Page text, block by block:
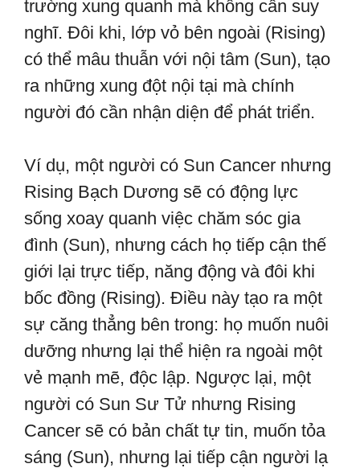
trường xung quanh mà không cần suy
nghĩ. Đôi khi, lớp vỏ bên ngoài (Rising)
có thể mâu thuẫn với nội tâm (Sun), tạo
ra những xung đột nội tại mà chính
người đó cần nhận diện để phát triển.
Ví dụ, một người có Sun Cancer nhưng
Rising Bạch Dương sẽ có động lực
sống xoay quanh việc chăm sóc gia
đình (Sun), nhưng cách họ tiếp cận thế
giới lại trực tiếp, năng động và đôi khi
bốc đồng (Rising). Điều này tạo ra một
sự căng thẳng bên trong: họ muốn nuôi
dưỡng nhưng lại thể hiện ra ngoài một
vẻ mạnh mẽ, độc lập. Ngược lại, một
người có Sun Sư Tử nhưng Rising
Cancer sẽ có bản chất tự tin, muốn tỏa
sáng (Sun), nhưng lại tiếp cận người lạ